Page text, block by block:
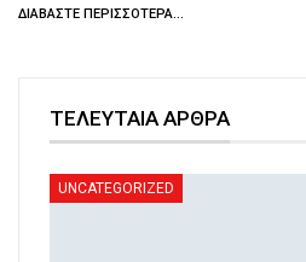
ΔΙΑΒΆΣΤΕ ΠΕΡΙΣΣΌΤΕΡΑ...
ΤΕΛΕΥΤΑΙΑ ΑΡΘΡΑ
UNCATEGORIZED